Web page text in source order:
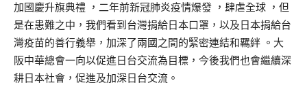
加國慶升旗典禮 ，二年前新冠肺炎疫情爆發 ，肆虐全球 ，但
是在患難之中，我們看到台灣捐給日本口罩，以及日本捐給台
灣疫苗的善行義舉，加深了兩國之間的緊密連結和羈絆 。大
阪中華總會一向以促進日台交流為目標，今後我們也會繼續深
耕日本社會，促進及加深日台交流。